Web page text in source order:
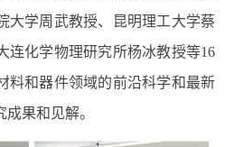
大学周武教授、昆明理工大学蔡
连化学物理研究所杨冰教授等16
料和器件领域的前沿科学和最新
果和见解。